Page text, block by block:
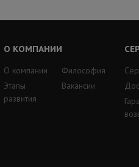
О КОМПАНИИ
О компании
Этапы
развития
Философия
Вакансии